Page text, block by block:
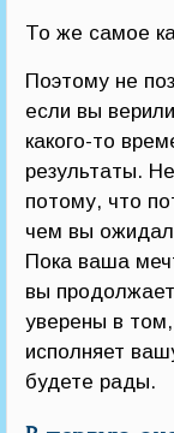
То же самое
Поэтому не
если вы
какого-то
результаты.
потому, что
чем вы
Пока ваша
вы
уверены в
исполняет
будете рады.